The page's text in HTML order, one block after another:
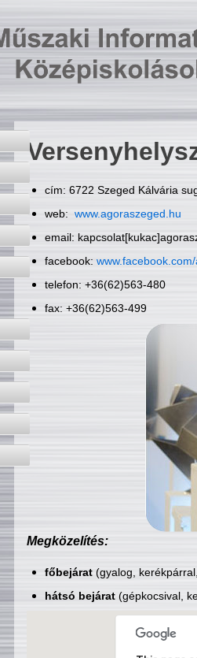
cím: 6722 Szeged Kálvária
web: www.agoraszeged.hu
email:
facebook:
telefon: +36(62)563-480
fax: +36(62)563-499
Megközelítés:
főbejárat(gyalog,
hátsó bejárat(gépkocsival,